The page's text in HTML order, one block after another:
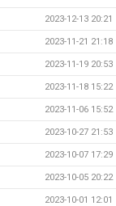
2023-12-13 20:21
2023-11-21 21:18
2023-11-19 20:53
2023-11-18 15:22
2023-11-06 15:52
2023-10-27 21:53
2023-10-07 17:29
2023-10-05 20:22
2023-10-01 12:01